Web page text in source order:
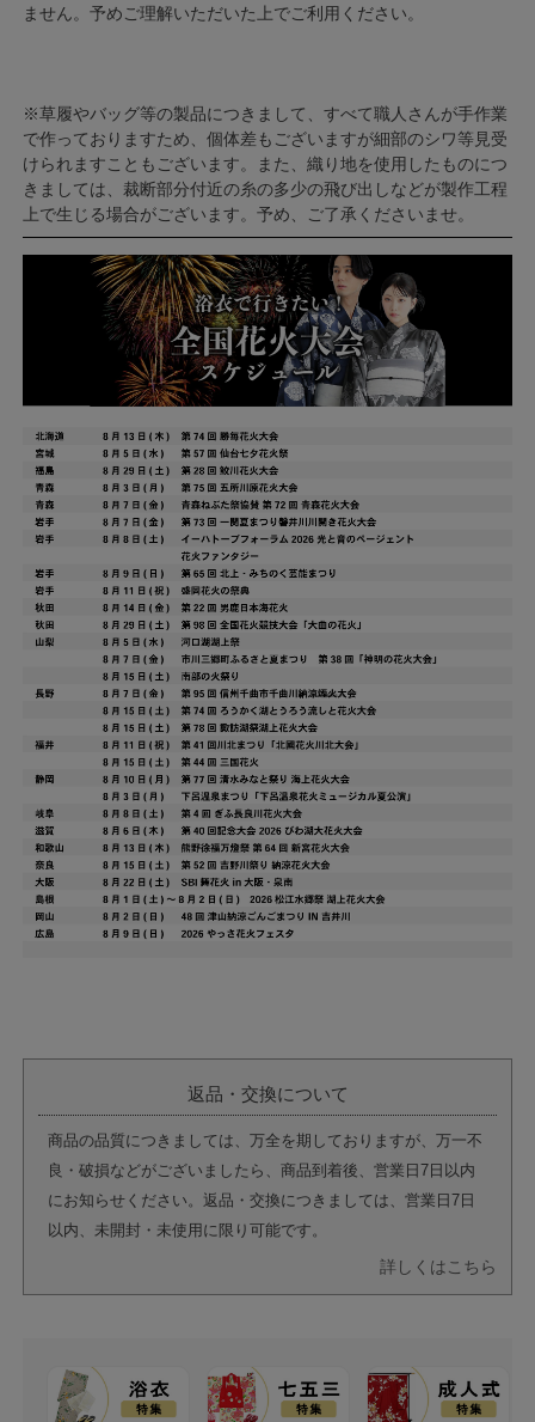
ません。予めご理解いただいた上でご利用ください。
※草履やバッグ等の製品につきまして、すべて職人さんが手作業
で作っておりますため、個体差もございますが細部のシワ等見受
けられますこともございます。また、織り地を使用したものにつ
きましては、裁断部分付近の糸の多少の飛び出しなどが製作工程
上で生じる場合がございます。予め、ご了承くださいませ。
返品・交換について
商品の品質につきましては、万全を期しておりますが、万一不
良・破損などがございましたら、商品到着後、営業日7日以内
にお知らせください。返品・交換につきましては、営業日7日
以内、未開封・未使用に限り可能です。
詳しくはこちら